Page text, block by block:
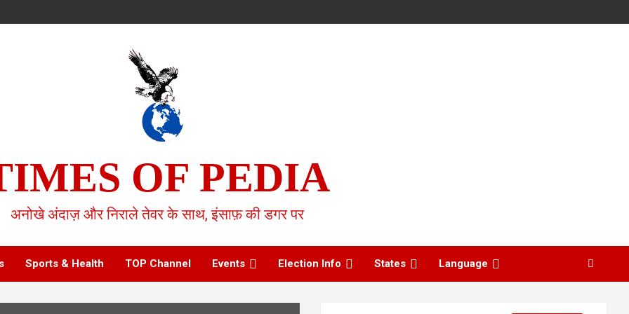
OF PEDIA
अनोखे अंदाज़ और निराले तेवर के साथ, इंसाफ़ की डगर पर
Sports & Health TOP Channel Events Election Info States Language